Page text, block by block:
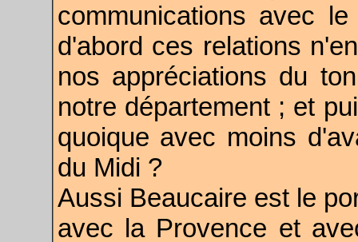
communications avec
d'abord ces relations
nos appréciations du
notre département ; et
quoique avec moins
du Midi ?
Aussi Beaucaire est le
avec la Provence et